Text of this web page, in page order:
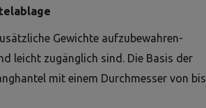
Gewichte aufzubewahren-
leicht zugänglich sind. Die Basis der
mit einem Durchmesser von bis